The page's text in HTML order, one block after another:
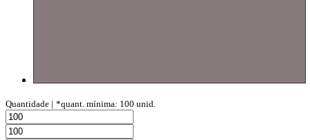
Quantidade | *quant. mínima: 100 unid.